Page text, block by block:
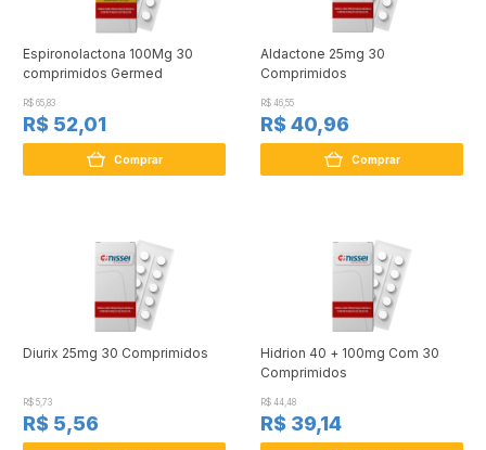
Espironolactona 100Mg 30
comprimidos Germed
R$ 65,83
R$ 52,01
Comprar
Aldactone 25mg 30
Comprimidos
R$ 46,55
R$ 40,96
Comprar
Diurix 25mg 30 Comprimidos
R$ 5,73
R$ 5,56
Hidrion 40 + 100mg Com 30
Comprimidos
R$ 44,48
R$ 39,14